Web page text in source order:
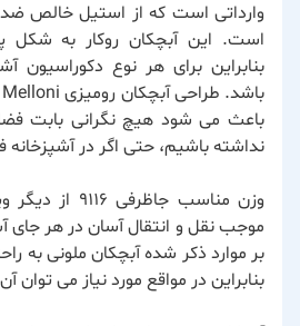
است. این آبچکان روکار به شکل
بنابراین برای هر نوع دکوراسیون
باعث می شود هیچ نگرانی بابت
نداشته باشیم، حتی اگر در
وزن مناسب
موجب نقل و انتقال آسان در هر جای
بر موارد ذکر شده آبچکان ملونی به
بنابراین در مواقع مورد نیاز می توان